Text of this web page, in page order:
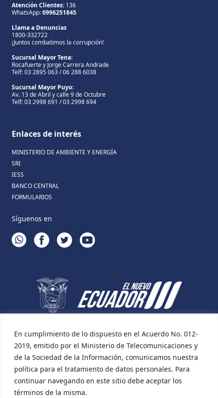
En cumplimiento de lo dispuesto en el Acuerdo No. 012-
2019, emitido por el Ministerio de Telecomunicaciones y
de la Sociedad de la Información, comunicamos nuestra
política para el tratamiento de datos personales. Para
continuar navegando en este sitio debe aceptar los
términos de la misma.
Atención Clientes: 136
WhatsApp:0996251845
Llama a Denuncias
1800-332722
¡Juntos combatimos la corrupción!
Sucursal Mayor Tena:
Rocafuerte y Jorge Carrera Andrade
Telf: 03 2895 063 / 06 288 6038
Sucursal Mayor Puyo:
Av. 13 de Abril y calle 9 de Octubre
Telf: 03 2998 691 / 03 2998 694
Enlaces de interés
MINISTERIO DE AMBIENTE Y ENERGÍA
SRI
IESS
BANCO CENTRAL
FORMULARIOS
Síguenos en
WHATSAPPFACEBOOKTWITTERYOUTUBE